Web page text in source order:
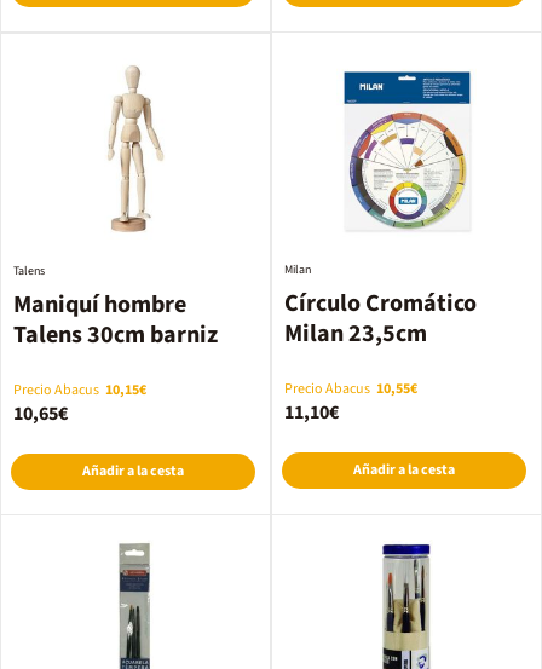
Maniquí hombre
Talens 30cm barniz
Talens
Precio Abacus 10,15€
10,65€
Añadir a la cesta
Círculo Cromático
Milan 23,5cm
Milan
Precio Abacus 10,55€
11,10€
Añadir a la cesta